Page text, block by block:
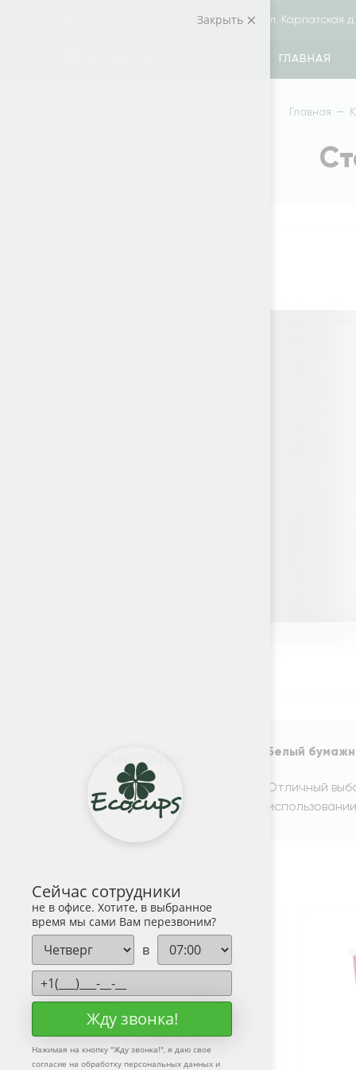
Россия, 192289, г. Санкт-Петербург, ул. Карпатская
ГЛАВНАЯ
Главная —
Описание Белый
Отличный
Закрыть
Сейчас сотрудники
не в офисе. Хотите, в выбранное
время мы сами Вам перезвоним?
в
Жду звонка!
Нажимая на кнопку "Жду звонка!", я даю свое
согласие на обработку персональных данных и